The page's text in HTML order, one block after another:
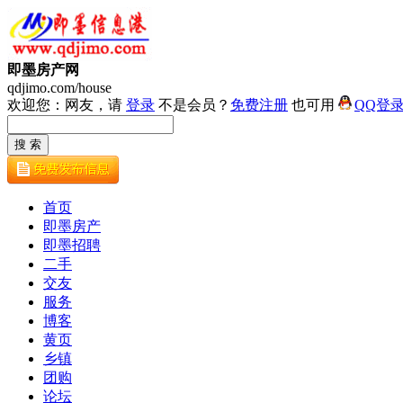
即墨房产网
qdjimo.com/house
欢迎您：网友，请 登录 不是会员？ 免费注册 也可用 QQ登
首页
即墨房产
即墨招聘
二手
交友
服务
博客
黄页
乡镇
团购
论坛